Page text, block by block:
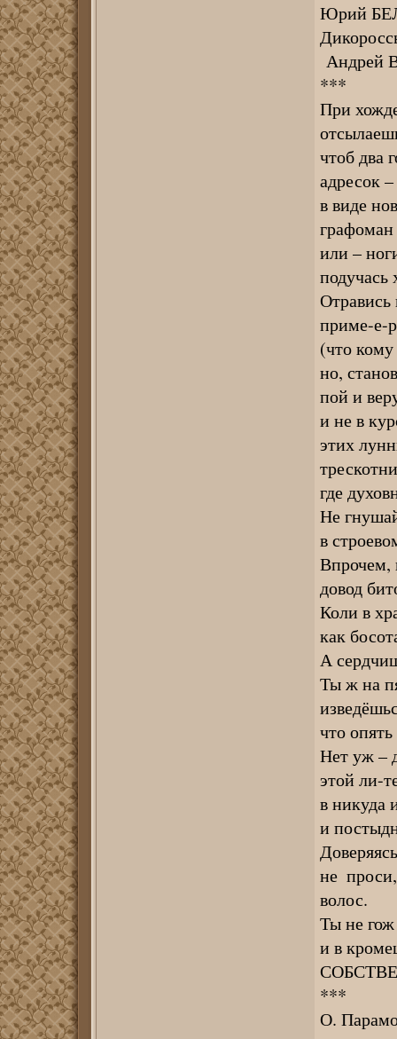
Юрий
Андрей
***
При
чтоб два
адресок
в виде
графоман
или –
приме-е-
(что
но,
пой и
и не в
этих
где
Не
в
Впрочем,
довод
Коли в
как
А
Ты ж на
что
Нет уж –
этой ли-
в никуда
и
не
волос.
Ты не
и в
***
О.